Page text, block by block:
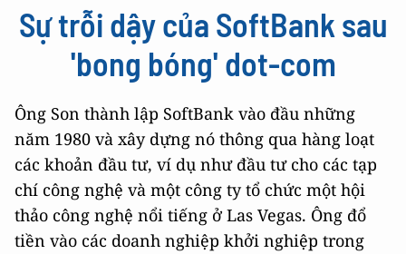
Sự trỗi dậy của SoftBank sau
'bong bóng' dot-com
Ông Son thành lập SoftBank vào đầu những
năm 1980 và xây dựng nó thông qua hàng loạt
các khoản đầu tư, ví dụ như đầu tư cho các tạp
chí công nghệ và một công ty tổ chức một hội
thảo công nghệ nổi tiếng ở Las Vegas. Ông đổ
tiền vào các doanh nghiệp khởi nghiệp trong